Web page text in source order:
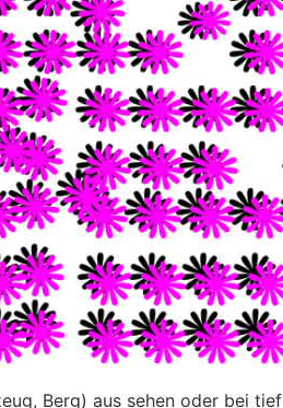
Berg) aus sehen oder bei tief